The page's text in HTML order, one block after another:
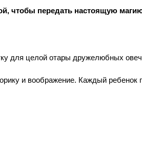
чтобы передать настоящую
для целой отары дружелюбных
и воображение. Каждый ребенок